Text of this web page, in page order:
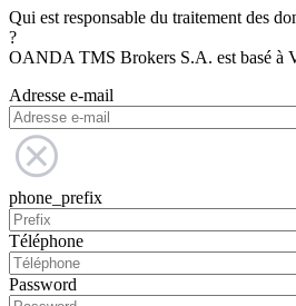
Qui est responsable du traitement des
?
OANDA TMS Brokers S.A. est basé à
Adresse e-mail
phone_prefix
Téléphone
Password